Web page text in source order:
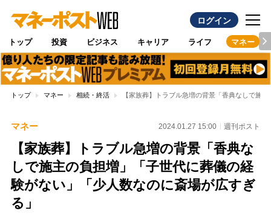
ログイン
トップ 投資 ビジネス キャリア ライフ マネー
トップ マネー 相続・終活 【家族葬】トラブル急増の背景「香典なしで施
マネー 2024.01.27 15:00 週刊ポスト
【家族葬】トラブル急増の背景「香典な
しで施主の負担増」「子世代に葬儀の経
験がない」「少人数なのに斎場が広すぎ
る」